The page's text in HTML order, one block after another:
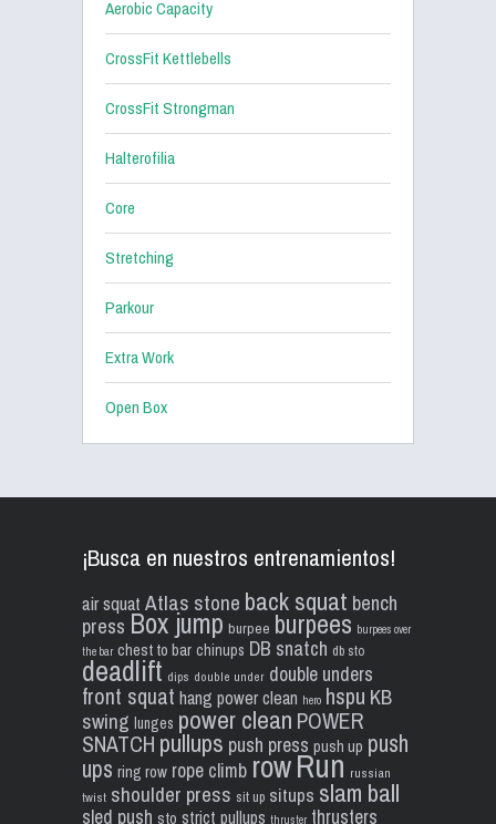
Aerobic Capacity
CrossFit Kettlebells
CrossFit Strongman
Halterofilia
Core
Stretching
Parkour
Extra Work
Open Box
¡Busca en nuestros entrenamientos!
air squat Atlas stone back squat bench
press Box jump burpee burpees burpees over
the bar chest to bar chinups DB snatch db sto
deadlift dips double under double unders
front squat hang power clean hero hspu KB
swing lunges power clean POWER
SNATCH pullups push press push up push
ups ring row rope climb rowRun russian
twist shoulder press sit up situps slam ball
sled push sto strict pullups thruster thrusters